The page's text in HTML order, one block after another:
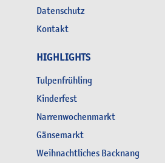
Datenschutz
Kontakt
HIGHLIGHTS
Tulpenfrühling
Kinderfest
Narrenwochenmarkt
Gänsemarkt
Weihnachtliches Backnang